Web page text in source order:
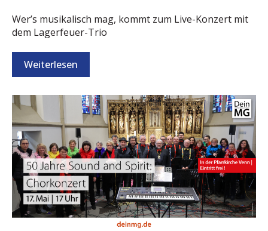
Wer’s musikalisch mag, kommt zum Live-Konzert mit
dem Lagerfeuer-Trio
Weiterlesen